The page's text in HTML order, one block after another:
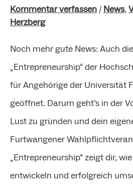
Kommentar verfassen / News,
Herzberg
Noch mehr gute News: Auch
„Entrepreneurship“ der
für Angehörige der Universität
geöffnet. Darum geht’s in der
Lust zu gründen und dein
Furtwangener
„Entrepreneurship“ zeigt dir,
entwickeln und erfolgreich